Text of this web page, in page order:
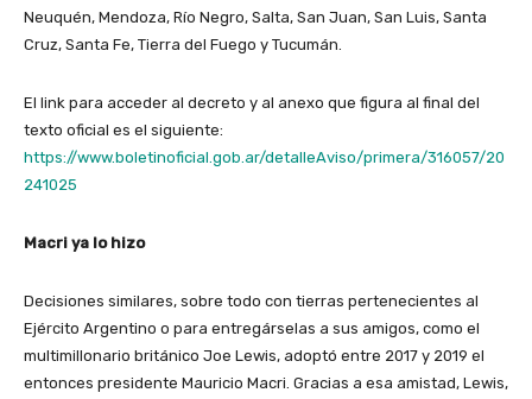
Neuquén, Mendoza, Río Negro, Salta, San Juan, San Luis, Santa
Cruz, Santa Fe, Tierra del Fuego y Tucumán.
El link para acceder al decreto y al anexo que figura al final del
texto oficial es el siguiente:
https://www.boletinoficial.gob.ar/detalleAviso/primera/316057/20
241025
Macri ya lo hizo
Decisiones similares, sobre todo con tierras pertenecientes al
Ejército Argentino o para entregárselas a sus amigos, como el
multimillonario británico Joe Lewis, adoptó entre 2017 y 2019 el
entonces presidente Mauricio Macri. Gracias a esa amistad, Lewis,